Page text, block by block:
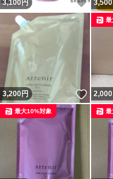
・お風呂場で濡れた手
・W洗顔したくない方
使い方
3プッシュ分程度を手
うにメイクとなじませ
3,100 円 いい
3,500
3,200円 いい
2,000
最
最大10%対象 最